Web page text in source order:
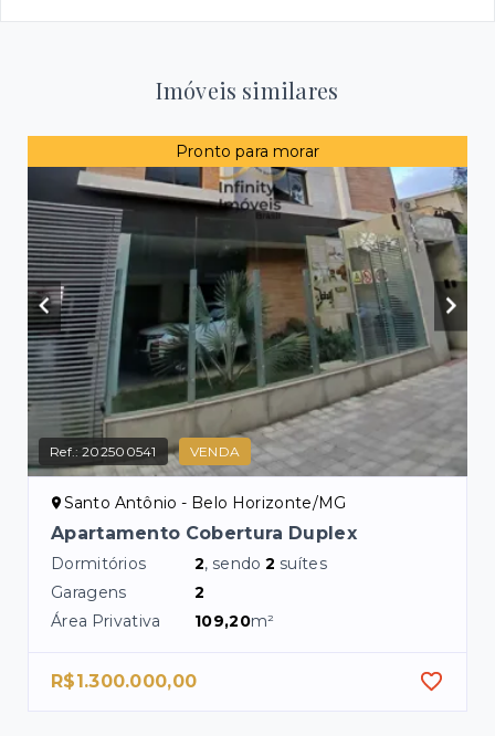
Imóveis similares
Pronto para morar
Ref.:202500541 VENDA
Santo Antônio - Belo Horizonte/MG
Apartamento Cobertura Duplex
Dormitórios 2, sendo2 suítes
Garagens
2
Área Privativa
109,20m²
R$1.300.000,00